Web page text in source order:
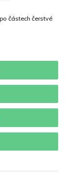
částech čerstvé